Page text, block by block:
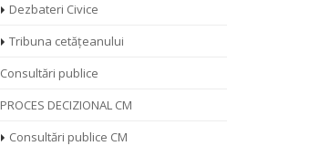
Dezbateri Civice
Tribuna cetățeanului
Consultări publice
PROCES DECIZIONAL CM
Consultări publice CM